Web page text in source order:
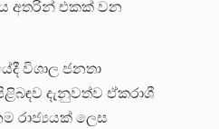
අතරින් එකක් වන
විශාල ජනතා
දැනුවත්ව ඒකරාශී
රාජ්‍යයක් ලෙස